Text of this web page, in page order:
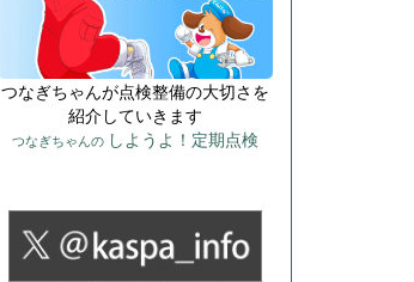
つなぎちゃんが点検整備の大切さを
紹介していきます
つなぎちゃんの しようよ！定期点検